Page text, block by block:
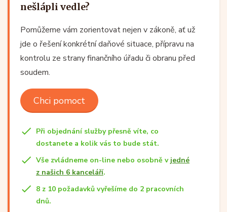
nešlápli vedle?
Pomůžeme vám zorientovat nejen v zákoně, ať už
jde o řešení konkrétní daňové situace, přípravu na
kontrolu ze strany finančního úřadu či obranu před
soudem.
Chci pomoct
Při objednání služby přesně víte, co
dostanete a kolik vás to bude stát.
Vše zvládneme on-line nebo osobně v jedné
z našich 6 kanceláří.
8 z 10 požadavků vyřešíme do 2 pracovních
dnů.